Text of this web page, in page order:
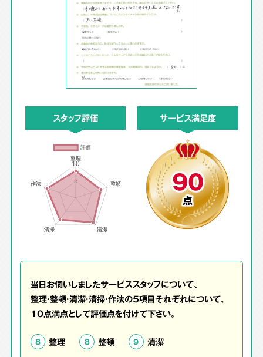
スタッフ評価 サービス満足度
90
点
当日お伺いしましたサービススタッフについて、
整理・整頓・清潔・清掃・作法の5項目それぞれについて、
10点満点として評価点を付けて下さい。
8 整理 8 整頓 9 清潔